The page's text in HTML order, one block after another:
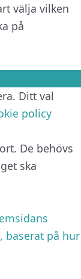
välja vilken
på
Ditt val
policy
De behövs
ska
baserat på hur